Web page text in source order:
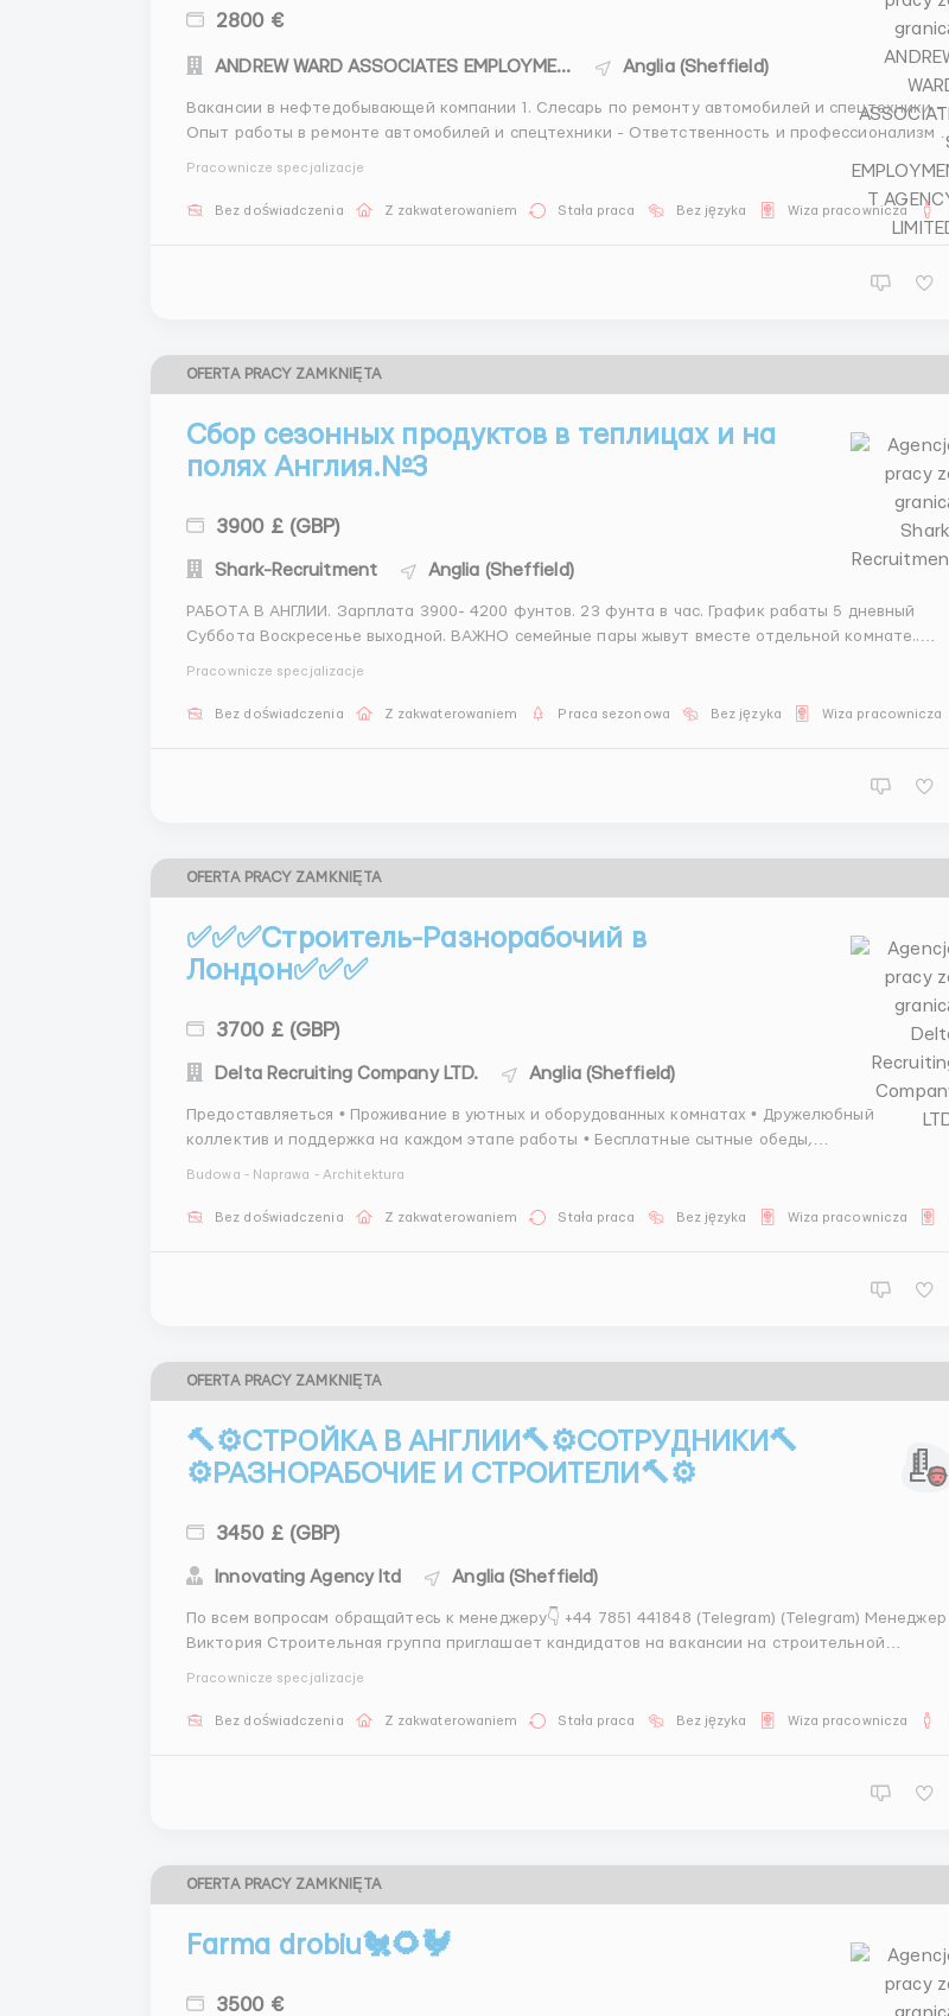
2800 €
ANDREW WARD ASSOCIATES EMPLOYMENT AGENCY LIMITED Anglia (Sheffield)
Вакансии в нефтедобывающей компании 1. Слесарь по ремонту автомобилей и спецтехники -
Опыт работы в ремонте автомобилей и спецтехники - Ответственность и профессионализм 2.
Pracownicze specjalizacje
Bez doświadczenia Z zakwaterowaniem Stała praca Bez języka Wiza pracownicza
OFERTA PRACY ZAMKNIĘTA
Cбор сезонных продуктов в теплицах и на
полях Англия.№3
3900 £ (GBP)
Shark-Recruitment Anglia (Sheffield)
РАБОТА В АНГЛИИ. Зарплата 3900- 4200 фунтов. 23 фунта в час. График рабаты 5 дневный
Суббота Воскресенье выходной. ВАЖНО семейные пары жывут вместе отдельной комнате..
Pracownicze specjalizacje
Bez doświadczenia Z zakwaterowaniem Praca sezonowa Bez języka Wiza pracownicza
OFERTA PRACY ZAMKNIĘTA
✅✅✅Строитель-Разнорабочий в
Лондон✅✅✅
3700 £ (GBP)
Delta Recruiting Company LTD. Anglia (Sheffield)
Предоставляеться • Проживание в уютных и оборудованных комнатах • Дружелюбный
коллектив и поддержка на каждом этапе работы • Бесплатные сытные обеды,
Budowa - Naprawa - Architektura
Bez doświadczenia Z zakwaterowaniem Stała praca Bez języka Wiza pracownicza
OFERTA PRACY ZAMKNIĘTA
🔨⚙️СТРОЙКА В АНГЛИИ🔨⚙️СОТРУДНИКИ🔨
⚙️РАЗНОРАБОЧИЕ И СТРОИТЕЛИ🔨⚙️
3450 £ (GBP)
Innovating Agency ltd Anglia (Sheffield)
По всем вопросам обращайтесь к менеджеру👇 +44 7851 441848 (Telegram) (Telegram) Менеджер
Виктория Строительная группа приглашает кандидатов на вакансии на строительной
Pracownicze specjalizacje
Bez doświadczenia Z zakwaterowaniem Stała praca Bez języka Wiza pracownicza
OFERTA PRACY ZAMKNIĘTA
Farma drobiu🐔🌻🐓
3500 €